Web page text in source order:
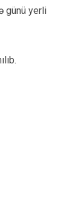
günü yerli